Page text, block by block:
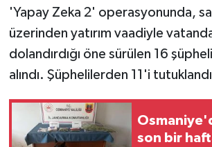
'Yapay Zeka 2' operasyonunda,
üzerinden yatırım vaadiyle
dolandırdığı öne sürülen 16
alındı. Şüphelilerden 11'i
son bir